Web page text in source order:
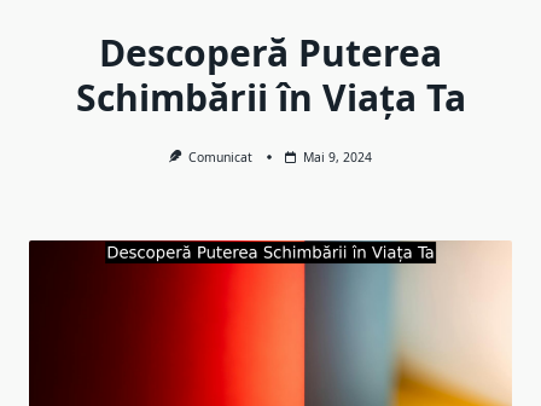
Descoperă Puterea
Schimbării în Viața Ta
Comunicat Mai 9, 2024